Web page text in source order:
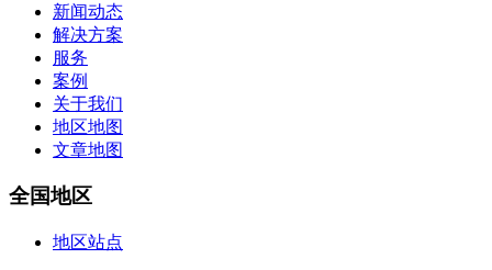
新闻动态
解决方案
服务
案例
关于我们
地区地图
文章地图
全国地区
地区站点